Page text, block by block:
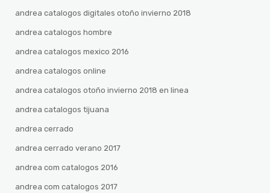
andrea catalogos digitales otoño invierno 2018
andrea catalogos hombre
andrea catalogos mexico 2016
andrea catalogos online
andrea catalogos otoño invierno 2018 en linea
andrea catalogos tijuana
andrea cerrado
andrea cerrado verano 2017
andrea com catalogos 2016
andrea com catalogos 2017